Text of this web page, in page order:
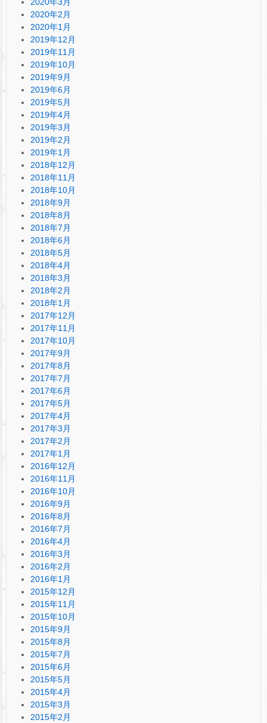
2020年2月
2020年1月
2019年12月
2019年11月
2019年10月
2019年9月
2019年6月
2019年5月
2019年4月
2019年3月
2019年2月
2019年1月
2018年12月
2018年11月
2018年10月
2018年9月
2018年8月
2018年7月
2018年6月
2018年5月
2018年4月
2018年3月
2018年2月
2018年1月
2017年12月
2017年11月
2017年10月
2017年9月
2017年8月
2017年7月
2017年6月
2017年5月
2017年4月
2017年3月
2017年2月
2017年1月
2016年12月
2016年11月
2016年10月
2016年9月
2016年8月
2016年7月
2016年4月
2016年3月
2016年2月
2016年1月
2015年12月
2015年11月
2015年10月
2015年9月
2015年8月
2015年7月
2015年6月
2015年5月
2015年4月
2015年3月
2015年2月